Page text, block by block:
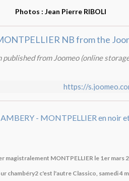
Photos : Jean Pierre RIBOLI
published from Joomeo (online
https://
magistralement MONTPELLIER le 1er mars
chambéry2 c'est l'autre Classico, samedi 4